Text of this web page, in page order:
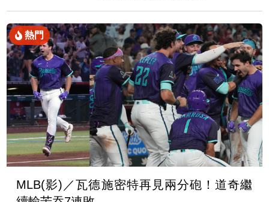
熱門
MLB(影)／瓦德施密特再見兩分砲！道奇繼